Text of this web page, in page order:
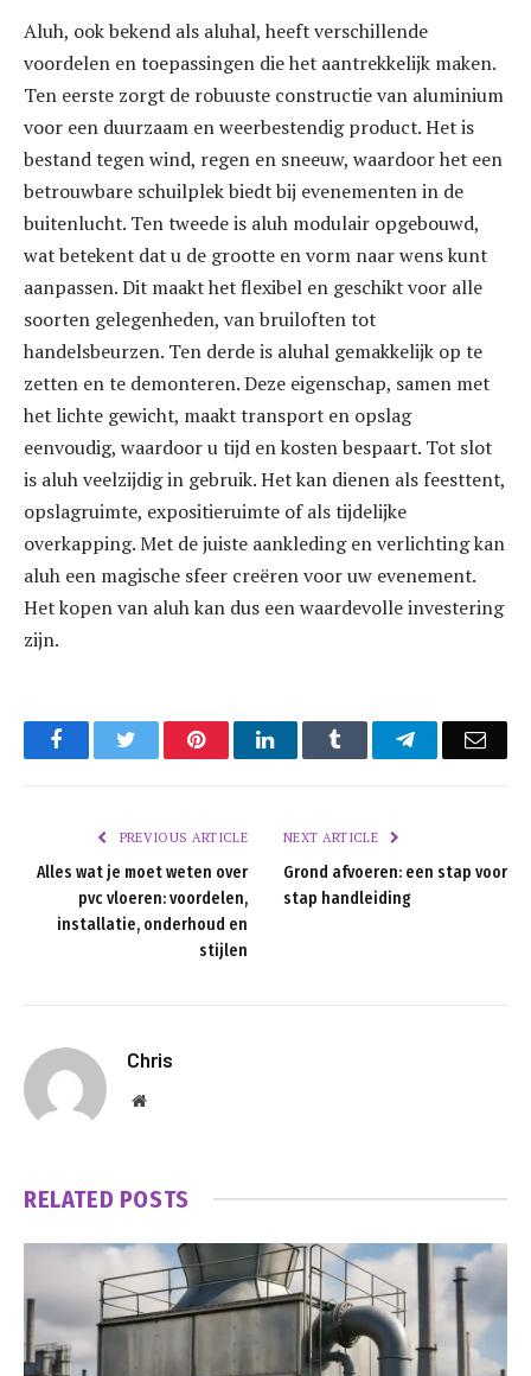
Aluh, ook bekend als aluhal, heeft verschillende
voordelen en toepassingen die het aantrekkelijk maken.
Ten eerste zorgt de robuuste constructie van aluminium
voor een duurzaam en weerbestendig product. Het is
bestand tegen wind, regen en sneeuw, waardoor het een
betrouwbare schuilplek biedt bij evenementen in de
buitenlucht. Ten tweede is aluh modulair opgebouwd,
wat betekent dat u de grootte en vorm naar wens kunt
aanpassen. Dit maakt het flexibel en geschikt voor alle
soorten gelegenheden, van bruiloften tot
handelsbeurzen. Ten derde is aluhal gemakkelijk op te
zetten en te demonteren. Deze eigenschap, samen met
het lichte gewicht, maakt transport en opslag
eenvoudig, waardoor u tijd en kosten bespaart. Tot slot
is aluh veelzijdig in gebruik. Het kan dienen als feesttent,
opslagruimte, expositieruimte of als tijdelijke
overkapping. Met de juiste aankleding en verlichting kan
aluh een magische sfeer creëren voor uw evenement.
Het kopen van aluh kan dus een waardevolle investering
zijn.
FacebookTwitter PinterestLinkedIn Tumblr Telegram
PREVIOUS ARTICLE
Alles wat je moet weten over
pvc vloeren: voordelen,
installatie, onderhoud en
stijlen
NEXT ARTICLE
Grond afvoeren: een stap voor
stap handleiding
Chris
Website
RELATED POSTS